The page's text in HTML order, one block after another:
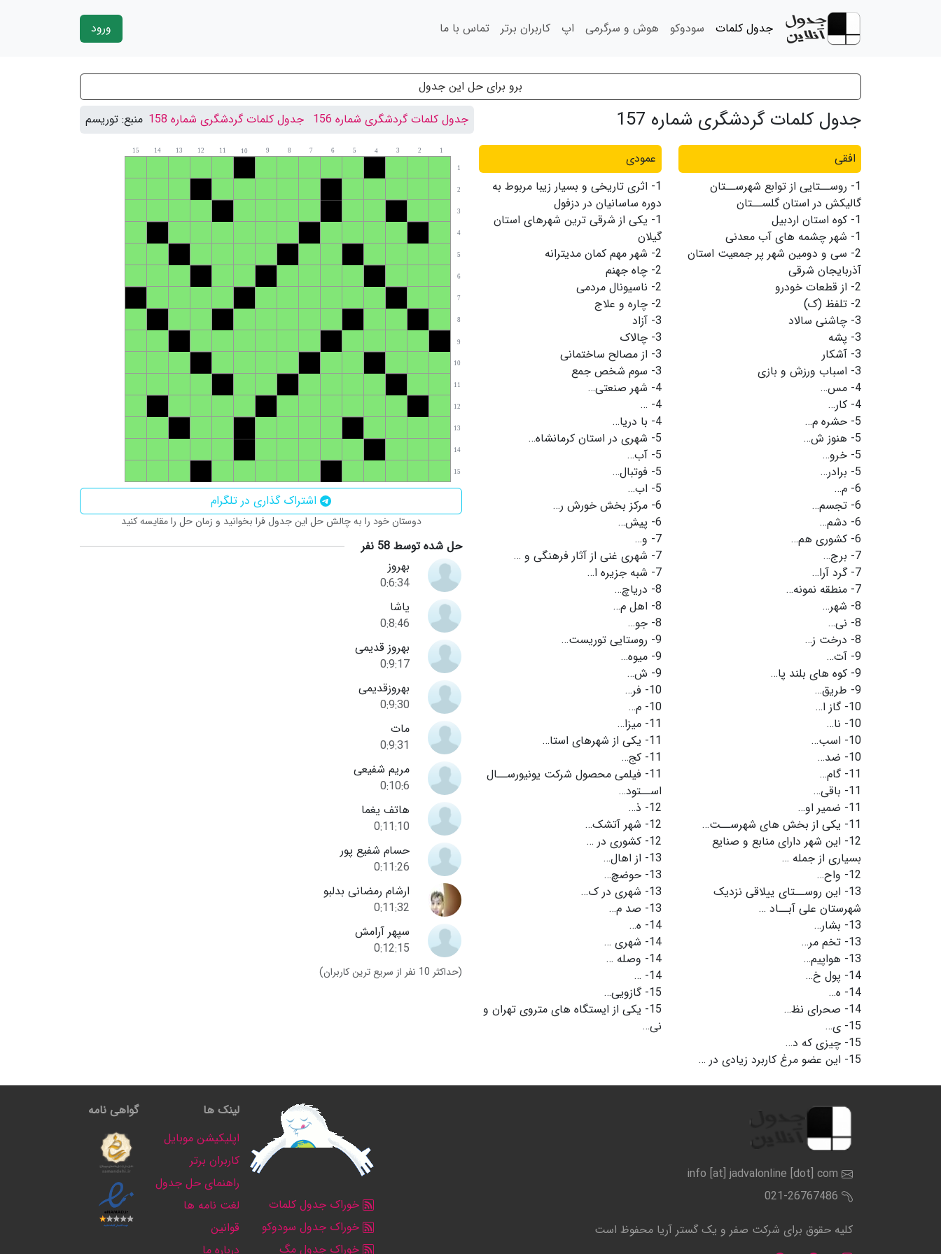
جدول کلمات سودوکو هوش و سرگرمی اپ کاربران برتر تماس با ما ورود
برو برای حل این جدول
جدول کلمات گردشگری شماره 157 جدول کلمات گردشگری شماره 156 جدول کلمات گردشگری شماره 158 منبع: توریسم
1
1
2
3
4
5
6
7
8
9
10
11
12
13
14
15
2
3
4
5
6
7
8
9
10
11
12
13
14
15
اشتراک گذاری در تلگرام
دوستان خود را به چالش حل این جدول فرا بخوانید و زمان حل را مقایسه کنید
حل شده توسط 58 نفر
بهروز
0:6:34
یاشا
0:8:46
بهروز قدیمی
0:9:17
بهروزقدیمی
0:9:30
مات
0:9:31
مریم شفیعی
0:10:6
هاتف یغما
0:11:10
حسام شفیع پور
0:11:26
ارشام رمضانی بدلبو
0:11:32
سپهر آرامش
0:12:15
(حداکثر 10 نفر از سریع ترین کاربران)
افقی
1- روســتایى از توابع شهرســتان
گالیکش در استان گلســتان
1- کوه استان اردبیل
1- شهر چشمه های آب معدنی
2- سی و دومین شهر پر جمعیت استان
آذربایجان شرقی
2- از قطعات خودرو
2- تلفظ (ک)
3- چاشنی سالاد
3- پشه
3- آشکار
3- اسباب ورزش و بازی
4- مس…
4- کار…
5- حشره م…
5- هنوز ش…
5- خرو…
5- برادر…
6- م…
6- تجسم…
6- دشم…
6- کشوری هم…
7- برج…
7- گرد آرا…
7- منطقه نمونه…
8- شهر…
8- نی…
8- درخت ز…
9- آت…
9- کوه های بلند پا…
9- طریق…
10- گاز ا…
10- نا…
10- اسب…
10- ضد…
11- گام…
11- باقی…
11- ضمیر او…
11- یکى از بخش هاى شهرســت…
12- این شهر داراى منابع و صنایع
بسیارى از جمله …
12- واح…
13- این روســتاى ییلاقى نزدیک
شهرستان على آبــاد …
13- بشار…
13- تخم مر…
13- هواپیم…
14- پول خ…
14- ه…
14- صحرای نظ…
15- ی…
15- چیزی که د…
15- این عضو مرغ کاربرد زیادی در …
عمودی
1- اثری تاریخی و بسیار زیبا مربوط به
دوره ساسانیان در دزفول
1- یکی از شرقی ترین شهرهای استان
گیلان
2- شهر مهم کمان مدیترانه
2- چاه جهنم
2- ناسیونال مردمی
2- چاره و علاج
3- آزاد
3- چالاک
3- از مصالح ساختمانی
3- سوم شخص جمع
4- شهر صنعتی…
4-
…
4- با دریا…
5- شهری در استان کرمانشاه…
5- آب…
5- فوتبال…
5- اب…
6- مرکز بخش خورش ر…
6- پیش…
7- و…
7- شهری غنی از آثار فرهنگی و …
7- شبه جزیره ا…
8- دریاچ…
8- اهل م…
8- جو…
9- روستایی توریست…
9- میوه…
9- ش…
10- فر…
10- م…
11- میزا…
11- یکی از شهرهای استا…
11- کج…
11- فیلمى محصول شرکت یونیورســال
اســتود…
12- ذ…
12- شهر آتشک…
12- کشوری در …
13- از اهال…
13- حوضچ…
13- شهری در ک…
13- صد م…
14- ه…
14- شهری …
14- وصله …
14-
…
15- گازویی…
15- یکى از ایستگاه هاى متروى تهران و
نی…
info [at] jadvalonline [dot] com
021-26767486
کلیه حقوق برای شرکت صفر و یک گستر آریا محفوظ است
خوراک جدول کلمات
خوراک جدول سودوکو
خوراک جدول مگ
لینک ها
اپلیکیشن موبایل
کاربران برتر
راهنمای حل جدول
لغت نامه ها
قوانین
درباره ما
گواهی نامه